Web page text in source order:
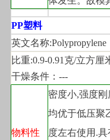
PP塑料
英文名称:Polypropylene
比重:0.9-0.91克/立方
干燥条件：---
物料性
密度小,强度
均优于低压聚
度左右使用.